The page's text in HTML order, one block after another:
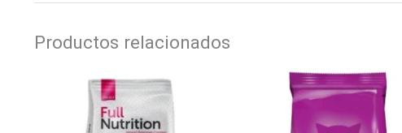
Productos relacionados